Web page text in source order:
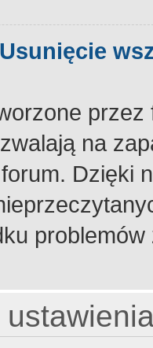
na
Dzięki